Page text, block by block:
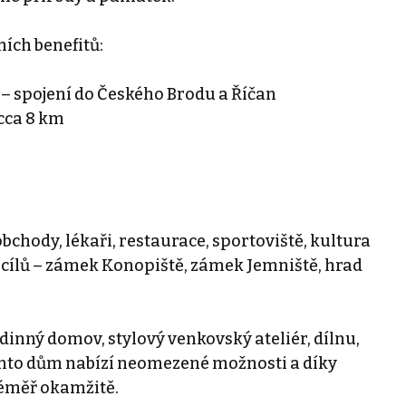
benefitů:
do Českého Brodu a Říčan
8 km
lékaři, restaurace, sportoviště, kultura
– zámek Konopiště, zámek Jemniště, hrad
domov, stylový venkovský ateliér, dílnu,
dům nabízí neomezené možnosti a díky
okamžitě.